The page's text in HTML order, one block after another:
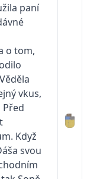
paní
o tom,
vkus,
Když
svou